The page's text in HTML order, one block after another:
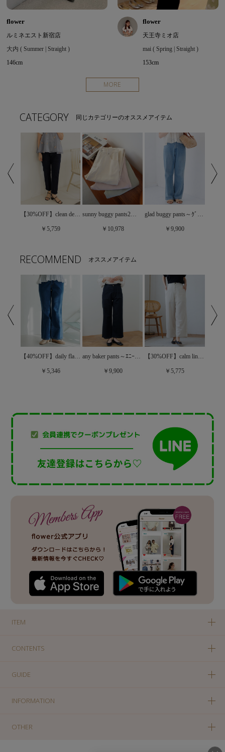
flower
ルミネエスト新宿店
大内 ( Summer | Straight )
146cm
flower
天王寺ミオ店
mai ( Spring | Straight )
153cm
MORE
CATEGORY 同じカテゴリーのオススメアイテム
【30%OFF】clean denim pants2～ｸﾘｰﾝﾃﾞﾆﾑﾊﾟﾝﾂ2
￥5,759
sunny buggy pants2～ｻﾆｰﾊﾞｷﾞｰﾊﾟﾝﾂ2
￥10,978
glad buggy pants～ｸﾞﾗｯﾄﾞﾊﾞｷﾞｰﾊﾟﾝﾂ
￥9,900
RECOMMEND オススメアイテム
【40%OFF】daily flare denim～ﾃﾞｲﾘｰﾌﾚｱﾃﾞﾆﾑ
￥5,346
any baker pants～ｴﾆｰﾍﾞｲｶｰﾊﾟﾝﾂ
￥9,900
【30%OFF】calm linen pants～ｶｰﾑﾘﾈﾝﾊﾟﾝﾂ
￥5,775
ITEM
CONTENTS
GUIDE
INFORMATION
OTHER